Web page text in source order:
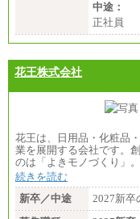
中途：
正社員
花王株式会社
花王は、日用品・化粧品
業を展開する会社です。
のは「よきモノづくり」
続きを読む
新卒／中途
2027新卒